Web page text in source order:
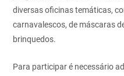
diversas oficinas temáticas,
carnavalescos, de máscaras
brinquedos.
Para participar é necessário